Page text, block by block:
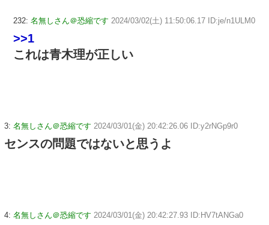
232: 名無しさん＠恐縮です 2024/03/02(土) 11:50:06.17 ID:je/n1ULM0
>>1
これは青木理が正しい
3: 名無しさん＠恐縮です 2024/03/01(金) 20:42:26.06 ID:y2rNGp9r0
センスの問題ではないと思うよ
4: 名無しさん＠恐縮です 2024/03/01(金) 20:42:27.93 ID:HV7tANGa0